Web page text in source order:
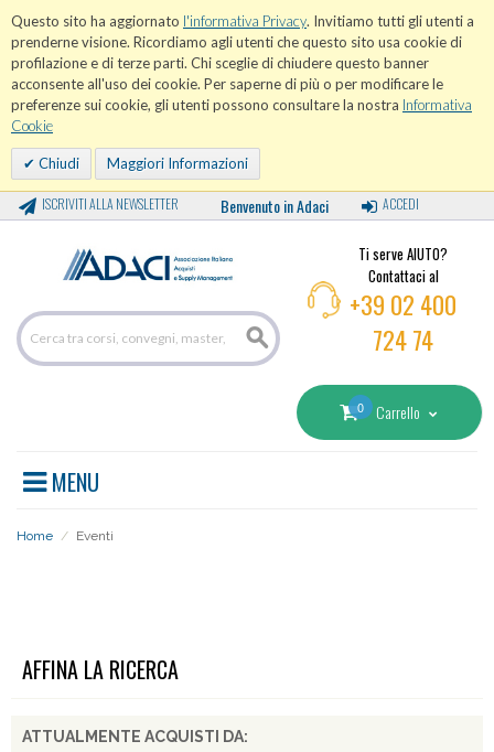
Questo sito ha aggiornato l'informativa Privacy. Invitiamo tutti gli utenti a
prenderne visione. Ricordiamo agli utenti che questo sito usa cookie di
profilazione e di terze parti. Chi sceglie di chiudere questo banner
acconsente all'uso dei cookie. Per saperne di più o per modificare le
preferenze sui cookie, gli utenti possono consultare la nostra Informativa
Cookie
Chiudi Maggiori Informazioni
ISCRIVITI ALLA NEWSLETTER Benvenuto in Adaci ACCEDI
Ti serve AIUTO?
Contattaci al
+39 02 400
724 74
0 Carrello
MENU
Home / Eventi
AFFINA LA RICERCA
ATTUALMENTE ACQUISTI DA: